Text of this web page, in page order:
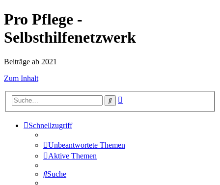
Pro Pflege -
Selbsthilfenetzwerk
Beiträge ab 2021
Zum Inhalt
Suche
Schnellzugriff
Unbeantwortete Themen
Aktive Themen
Suche